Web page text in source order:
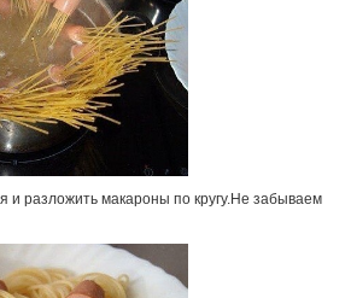
и разложить макароны по кругу.Не забываем